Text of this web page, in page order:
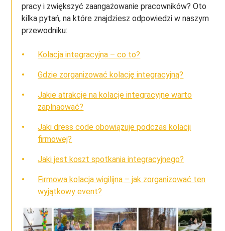
pracy i zwiększyć zaangażowanie pracowników? Oto
kilka pytań, na które znajdziesz odpowiedzi w naszym
przewodniku:
Kolacja integracyjna – co to?
Gdzie zorganizować kolację integracyjną?
Jakie atrakcje na kolacje integracyjne warto
zaplnaować?
Jaki dress code obowiązuje podczas kolacji
firmowej?
Jaki jest koszt spotkania integracyjnego?
Firmowa kolacja wigilijna – jak zorganizować ten
wyjątkowy event?